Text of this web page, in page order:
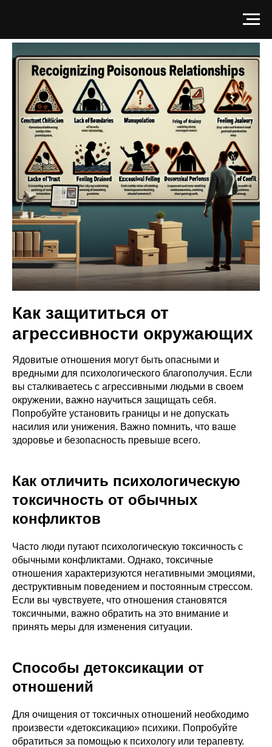
Как защититься от
агрессивности окружающих
Ядовитые отношения могут быть опасными и
вредными для психологического благополучия. Если
вы сталкиваетесь с агрессивными людьми в своем
окружении, важно научиться защищать себя.
Попробуйте установить границы и не допускать
насилия или унижения. Важно помнить, что ваше
здоровье и безопасность превыше всего.
Как отличить психологическую
токсичность от обычных
конфликтов
Часто люди путают психологическую токсичность с
обычными конфликтами. Однако, токсичные
отношения характеризуются негативными эмоциями,
деструктивным поведением и постоянным стрессом.
Если вы чувствуете, что отношения становятся
токсичными, важно обратить на это внимание и
принять меры для изменения ситуации.
Способы детоксикации от
отношений
Для очищения от токсичных отношений необходимо
произвести «детоксикацию» психики. Попробуйте
обратиться за помощью к психологу или терапевту.